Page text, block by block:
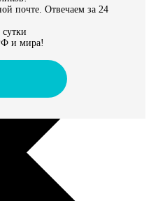
почте. Отвечаем за 24
и мира!